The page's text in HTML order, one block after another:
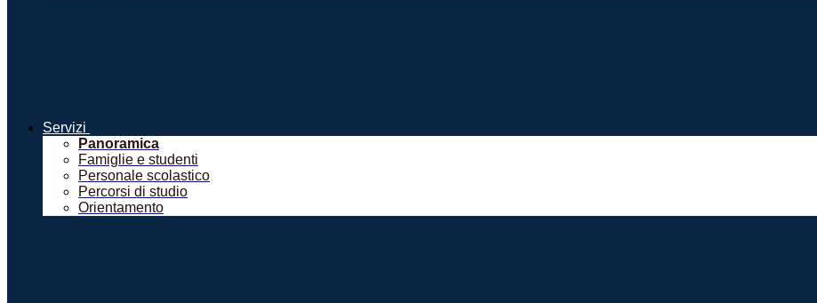
Servizi
Panoramica
Famiglie e studenti
Personale scolastico
Percorsi di studio
Orientamento